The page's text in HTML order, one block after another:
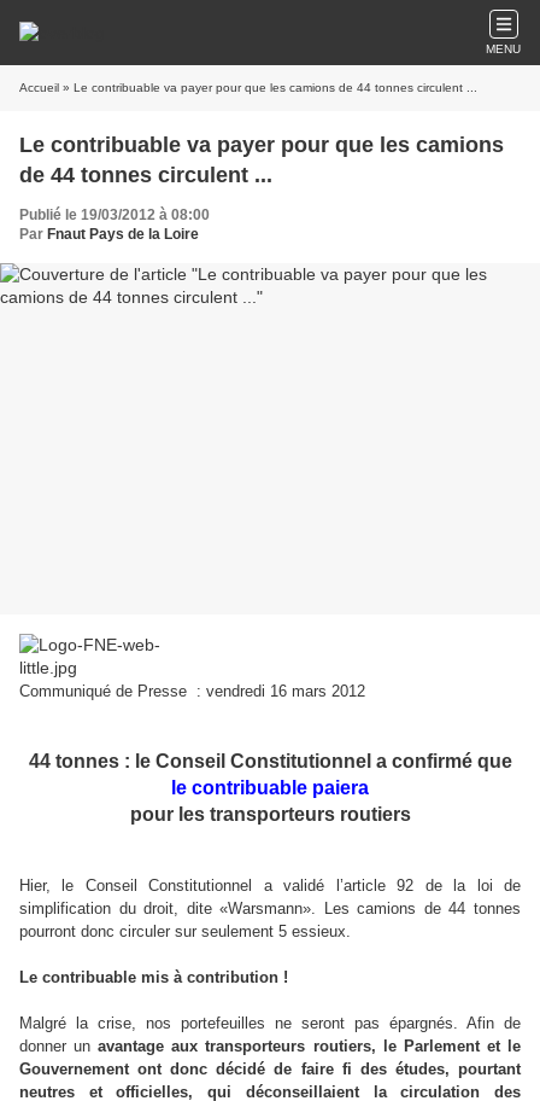
MENU
Accueil » Le contribuable va payer pour que les camions de 44 tonnes circulent ...
Le contribuable va payer pour que les camions
de 44 tonnes circulent ...
Publié le 19/03/2012 à 08:00
Par Fnaut Pays de la Loire
Communiqué de Presse : vendredi 16 mars 2012
44 tonnes : le Conseil Constitutionnel a confirmé que
le contribuable paiera
pour les transporteurs routiers
Hier, le Conseil Constitutionnel a validé l’article 92 de la loi de
simplification du droit, dite «Warsmann». Les camions de 44 tonnes
pourront donc circuler sur seulement 5 essieux.
Le contribuable mis à contribution !
Malgré la crise, nos portefeuilles ne seront pas épargnés. Afin de
donner unavantage aux transporteurs routiers, le Parlement et le
Gouvernement ont donc décidé de faire fi des études, pourtant
neutres et officielles, qui déconseillaient la circulation des